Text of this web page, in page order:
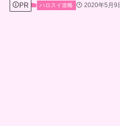
PR ハロスイ攻略 2020年5月9